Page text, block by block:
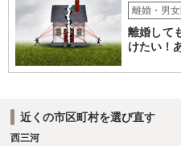
離婚・男
離婚して
けたい！
近くの市区町村を選び直す
西三河